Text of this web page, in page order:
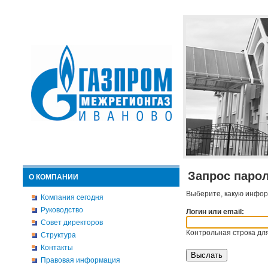
О КОМПАНИИ
Компания сегодня
Руководство
Совет директоров
Структура
Контакты
Правовая информация
Запрос
Выберите, какую
Логин или email:
Контрольная строка